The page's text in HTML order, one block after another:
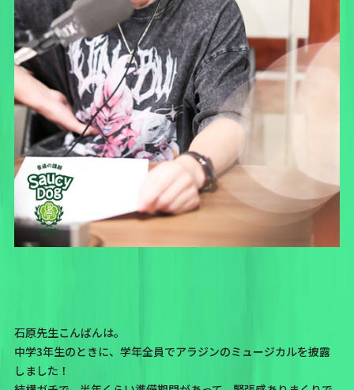
石原先生こんばんは。
中学3年生のときに、学年全員でアラジンのミュージカルを披露
しました！